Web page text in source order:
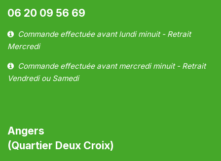
06 20 09 56 69
Commande effectuée avant lundi minuit - Retrait
Mercredi
Commande effectuée avant mercredi minuit - Retrait
Vendredi ou Samedi
Angers
(Quartier Deux Croix)